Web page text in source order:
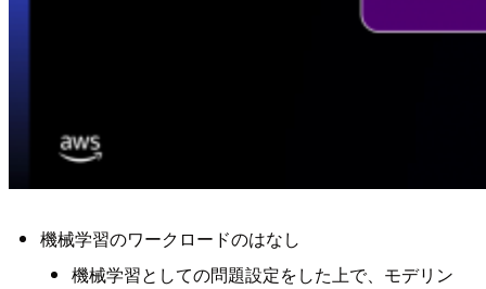
機械学習のワークロードのはなし
機械学習としての問題設定をした上で、モデリン